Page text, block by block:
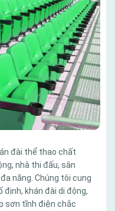
đài thể thao chất
nhà thi đấu, sân
năng. Chúng tôi cung
định, khán đài di động,
sơn tĩnh điện chắc